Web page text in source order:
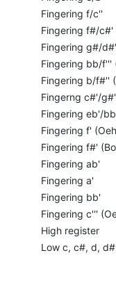
Fingering f/c''
Fingering f#/c#'
Fingering g#/
Fingering bb/f'''
Fingering b/f#''
Fingerng c#'/
Fingering eb'/
Fingering f'
Fingering f#'
Fingering ab'
Fingering a'
Fingering bb'
Fingering c'''
High register
Low c, c#, d,